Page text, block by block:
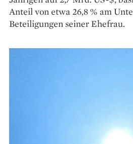
Anteil von etwa 26,8 % am
Beteiligungen seiner Ehefrau.